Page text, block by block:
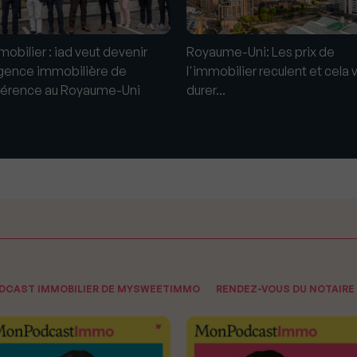
: iad veut devenir
immobilière de
au Royaume-Uni
Royaume-Uni: Les prix de
l'immobilier reculent et cela
durer...
IMMOBILIER DE MYSWEETIMMO RENDEZ-VOUS DU NOTAIRE